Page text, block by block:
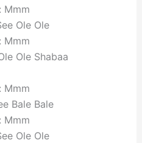
Mmm
Ole Ole
Mmm
Ole Shabaa
Mmm
Bale Bale
Mmm
Ole Ole